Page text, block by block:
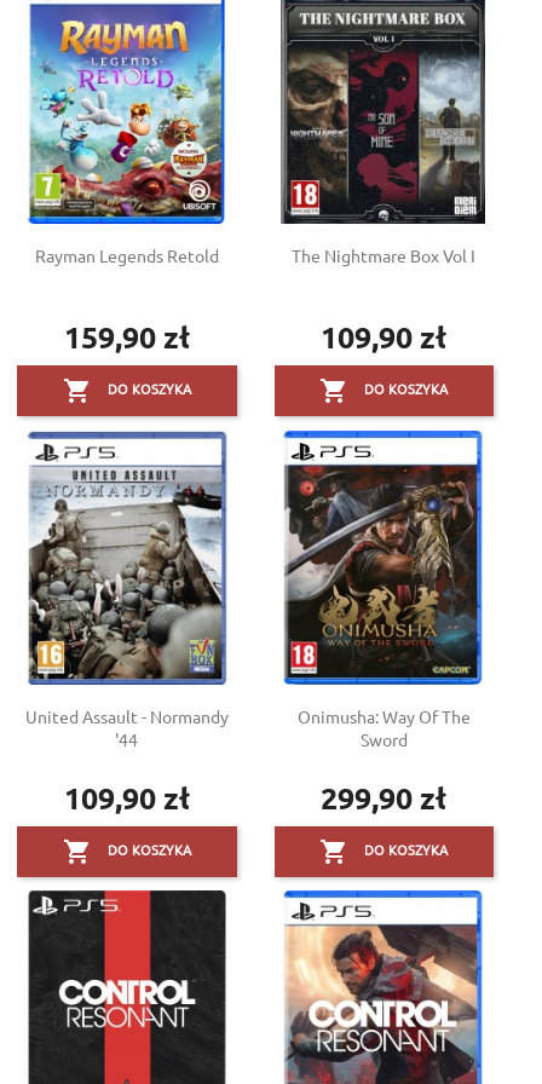
Rayman Legends Retold
Cena
159,90 zł
 DO KOSZYKA
The Nightmare Box Vol I
Cena
109,90 zł
 DO KOSZYKA
United Assault - Normandy
'44
Cena
109,90 zł
 DO KOSZYKA
Onimusha: Way Of The
Sword
Cena
299,90 zł
 DO KOSZYKA